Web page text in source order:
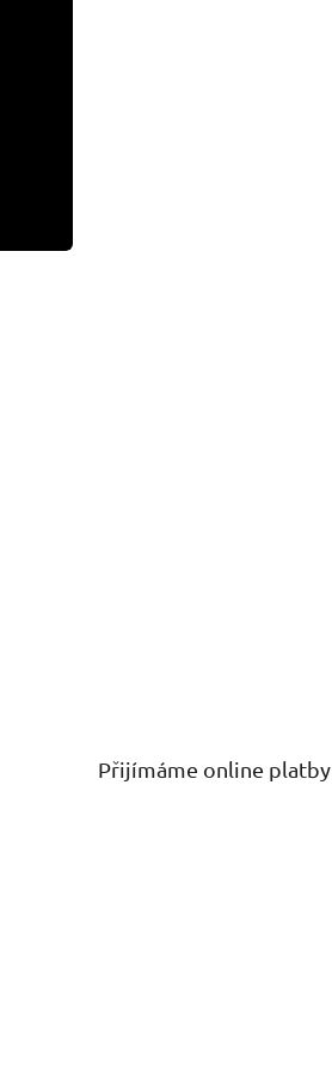
Přijímáme online platby